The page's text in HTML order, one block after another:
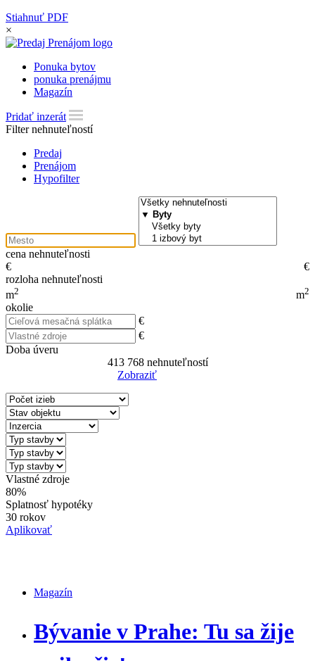
Stiahnuť PDF
×
Ponuka bytov
ponuka prenájmu
Magazín
Pridať inzerát
Filter nehnuteľností
Predaj
Prenájom
Hypofilter
cena nehnuteľnosti
€
€
rozloha nehnuteľnosti
m2 m2
okolie
€
€
Doba úveru
413 768nehnuteľností
Zobraziť
Vlastné zdroje
80%
Splatnosť hypotéky
30 rokov
Aplikovať
Magazín
Bývanie v Prahe: Tu sa žije